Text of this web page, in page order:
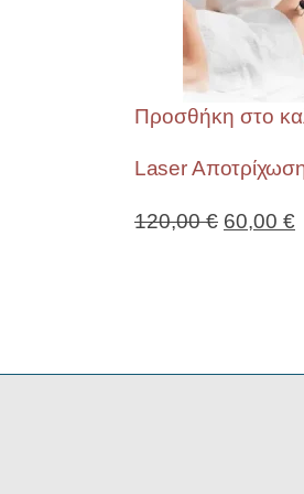
Προσθήκη στο
Laser
120,00€ 60,00 €